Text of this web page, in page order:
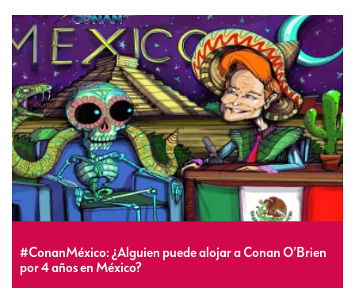
#ConanMéxico: ¿Alguien puede alojar a Conan O’Brien
por 4 años en México?